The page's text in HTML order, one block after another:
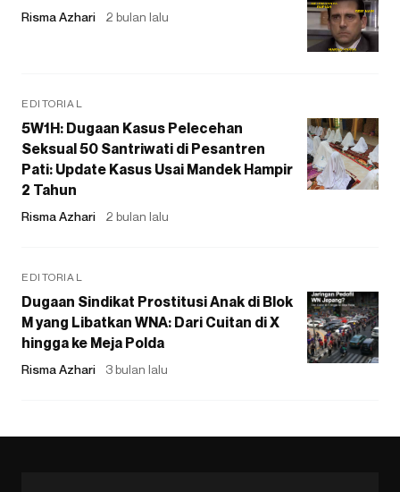
Risma Azhari 2 bulan lalu
EDITORIAL
5W1H: Dugaan Kasus Pelecehan
Seksual 50 Santriwati di Pesantren
Pati: Update Kasus Usai Mandek Hampir
2 Tahun
Risma Azhari 2 bulan lalu
EDITORIAL
Dugaan Sindikat Prostitusi Anak di Blok
M yang Libatkan WNA: Dari Cuitan di X
hingga ke Meja Polda
Risma Azhari 3 bulan lalu